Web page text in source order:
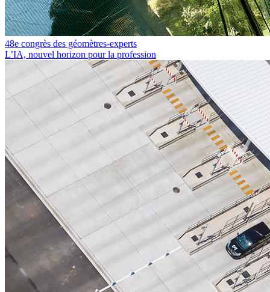
48e congrès des géomètres-experts
L’IA, nouvel horizon pour la profession